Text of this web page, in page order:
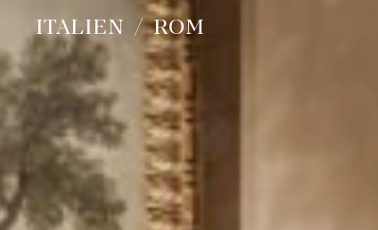
ITALIEN ROM